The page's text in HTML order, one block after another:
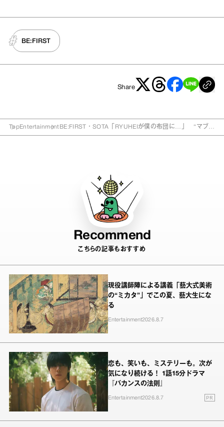
BE:FIRST
Share
TopEntertainment BE:FIRST・SOTA「RYUHEIが僕の布団に…」 “マブダ
Recommend
こちらの記事もおすすめ
現役講師陣による講義「藝大式美術
の“ミカタ”」でこの夏、藝大生にな
る
Entertainment2026.8.7
恋も、笑いも、ミステリーも。次が
気になり続ける！ 1話15分ドラマ
『バカンスの法則』
Entertainment2026.8.7 PR